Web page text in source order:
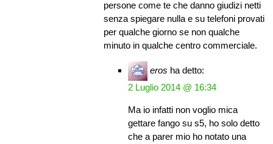
persone come te che danno giudizi netti
senza spiegare nulla e su telefoni provati
per qualche giorno se non qualche
minuto in qualche centro commerciale.
eros ha detto:
2 Luglio 2014 @ 16:34
Ma io infatti non voglio mica
gettare fango su s5, ho solo detto
che a parer mio ho notato una